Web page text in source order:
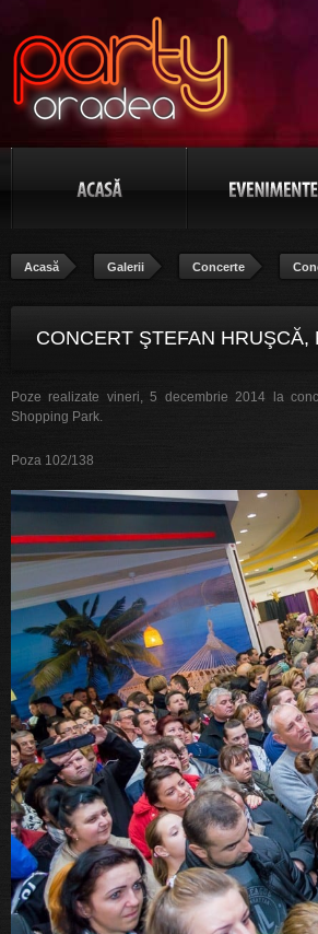
Acasă Galerii Concerte
CONCERT ŞTEFAN HRUŞCĂ,
Poze realizate vineri, 5 decembrie 2014 la
Shopping Park.
Poza 102/138